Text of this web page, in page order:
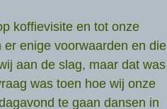
koffievisite en tot onze
enige voorwaarden en die
aan de slag, maar dat was
was toen hoe wij onze
te gaan dansen in